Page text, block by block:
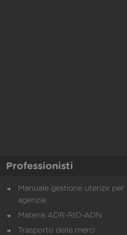
Professionisti
Manuale gestione utenze per
agenzie
Materia ADR-RID-ADN
Trasporto delle merci